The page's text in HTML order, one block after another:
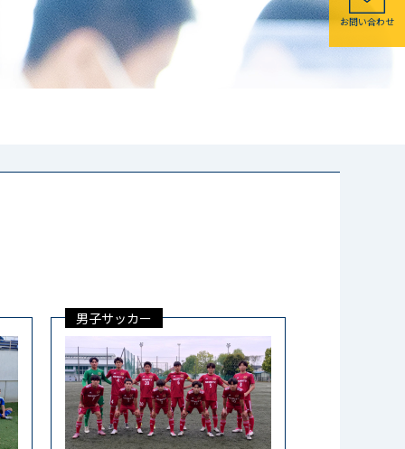
お問い合わせ
男子サッカー